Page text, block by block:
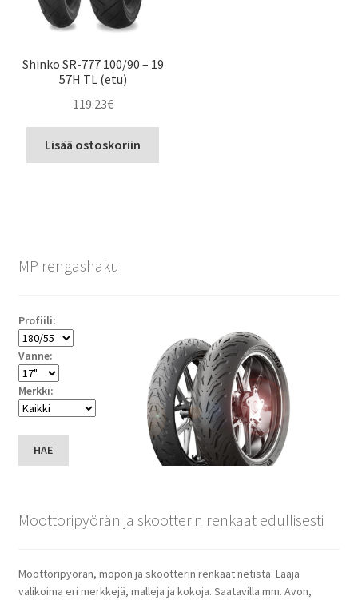
Shinko SR-777 100/90 – 19
57H TL (etu)
119.23€
Lisää ostoskoriin
MP rengashaku
Profiili:
Vanne:
Merkki:
HAE
Moottoripyörän ja skootterin renkaat edullisesti
Moottoripyörän, mopon ja skootterin renkaat netistä. Laaja
valikoima eri merkkejä, malleja ja kokoja. Saatavilla mm. Avon,